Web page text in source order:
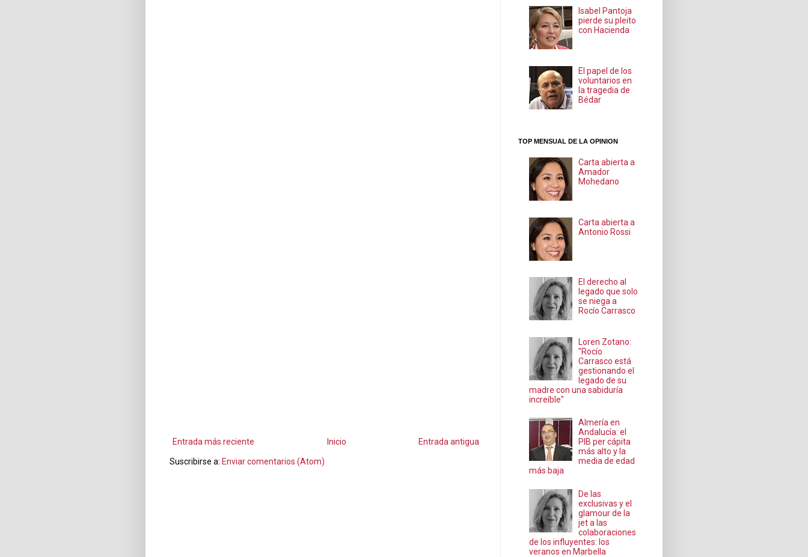
Entrada más reciente Entrada antigua
Inicio
Suscribirse a: Enviar comentarios (Atom)
Isabel Pantoja
pierde su pleito
con Hacienda
El papel de los
voluntarios en
la tragedia de
Bédar
TOP MENSUAL DE LA OPINION
Carta abierta a
Amador
Mohedano
Carta abierta a
Antonio Rossi
El derecho al
legado que solo
se niega a
Rocío Carrasco
Loren Zotano:
"Rocío
Carrasco está
gestionando el
legado de su
madre con una sabiduría
increíble"
Almería en
Andalucía: el
PIB per cápita
más alto y la
media de edad
más baja
De las
exclusivas y el
glamour de la
jet a las
colaboraciones
de los influyentes: los
veranos en Marbella